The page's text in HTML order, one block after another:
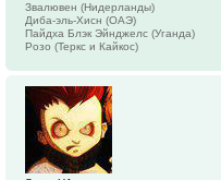
Звалювен (Нидерланды)
Диба-эль-Хисн (ОАЭ)
Пайдха Блэк Эйнджелс (Уганда)
Розо (Теркс и Кайкос)